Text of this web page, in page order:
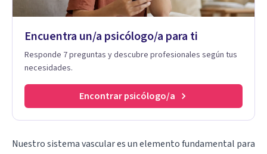
Encuentra un/a psicólogo/a para ti
Responde 7 preguntas y descubre profesionales según tus
necesidades.
Encontrar psicólogo/a
Nuestro sistema vascular es un elemento fundamental para